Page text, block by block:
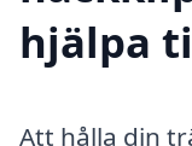
hjälpa
Att hålla din